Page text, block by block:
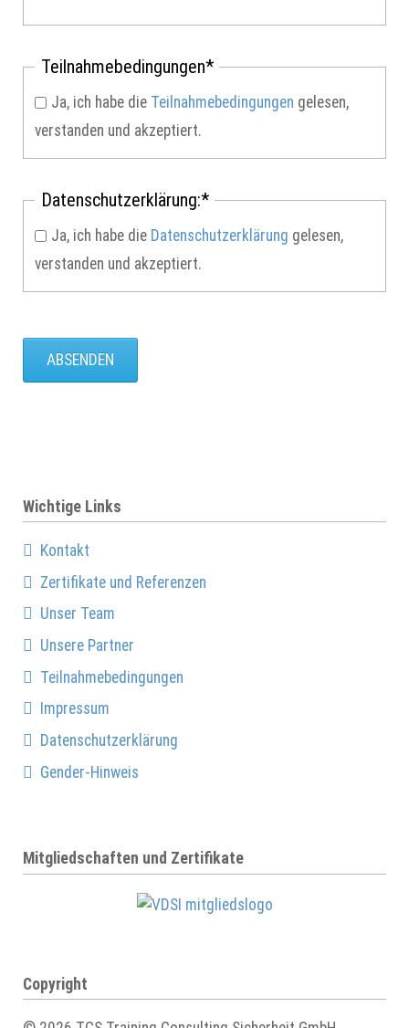
Pflichtfeld
Teilnahmebedingungen*
Ja, ich habe die Teilnahmebedingungen gelesen,
verstanden und akzeptiert.
Pflichtfeld
Datenschutzerklärung:*
Ja, ich habe die Datenschutzerklärung gelesen,
verstanden und akzeptiert.
ABSENDEN
Wichtige Links
Kontakt
Zertifikate und Referenzen
Unser Team
Unsere Partner
Teilnahmebedingungen
Impressum
Datenschutzerklärung
Gender-Hinweis
Mitgliedschaften und Zertifikate
Copyright